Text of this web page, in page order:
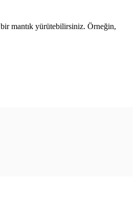
mantık yürütebilirsiniz. Örneğin,